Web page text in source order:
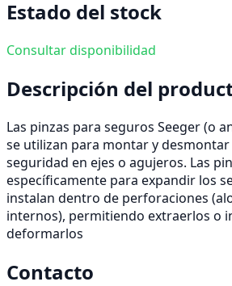
Estado del stock
Consultar disponibilidad
Descripción del
Las pinzas para seguros Seeger (o
se utilizan para montar y
seguridad en ejes o agujeros. Las
específicamente para expandir los
instalan dentro de perforaciones
internos), permitiendo extraerlos o
deformarlos
Contacto